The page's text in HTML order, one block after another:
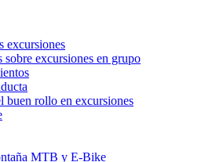
excursiones
sobre excursiones en grupo
buen rollo en excursiones
MTB y E-Bike